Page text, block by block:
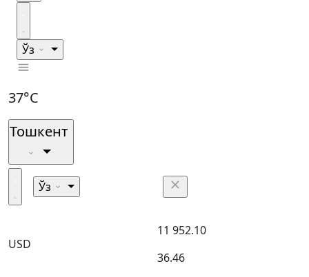
Ўз
37°C
Тошкент
Ўз
USD
11 952.10
36.46